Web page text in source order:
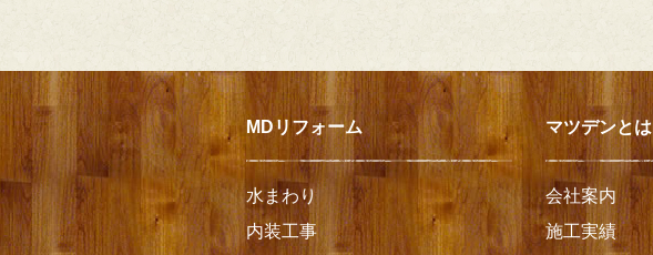
MDリフォーム
水まわり
内装工事
マツデンとは
会社案内
施工実績